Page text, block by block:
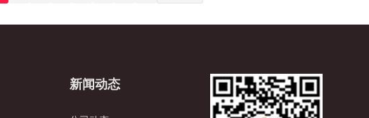
新闻动态